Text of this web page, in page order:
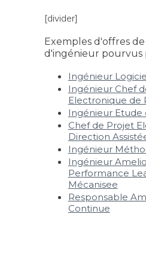
[divider]
Exemples d'offres
d'ingénieur pourvus
Ingénieur
Ingénieur Chef
Electronique de
Ingénieur Etude
Chef de Projet
Direction
Ingénieur
Ingénieur
Performance
Mécanisee
Responsable
Continue